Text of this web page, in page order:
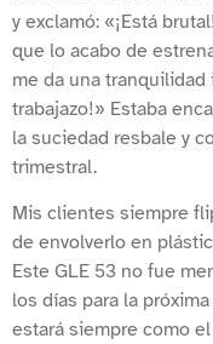
y exclamó: «¡Está
que lo acabo de
me da una tranquilidad
trabajazo!» Estaba
la suciedad resbale y
trimestral.
Mis clientes siempre
de envolverlo en
Este GLE 53 no fue
los días para la
estará siempre como